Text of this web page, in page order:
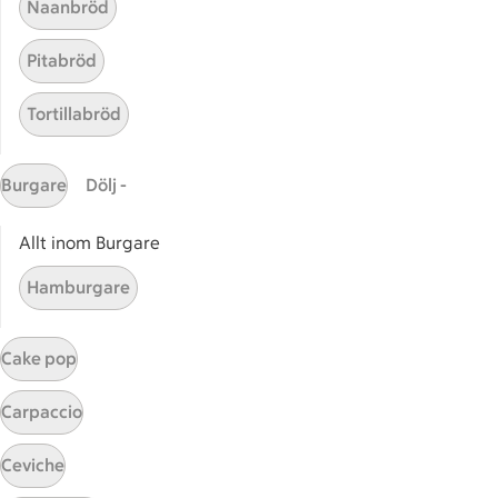
ICAs tjänster
ICA-appen
ICA Scanna
ICA ToGo
Fler appar och tjänster
Bli stammis
Stammis Student
Partnererbjudanden
Våra ICA-kort
ICA
ICAs egna varor
Naanbröd
Pitabröd
Tortillabröd
Burgare Dölj -
Allt inom Burgare
Hamburgare
Cake pop
Carpaccio
Ceviche